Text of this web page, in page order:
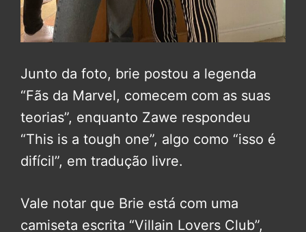
Junto da foto, brie postou a legenda
“Fãs da Marvel, comecem com as suas
teorias”, enquanto Zawe respondeu
“This is a tough one”, algo como “isso é
difícil”, em tradução livre.
Vale notar que Brie está com uma
camiseta escrita “Villain Lovers Club”,